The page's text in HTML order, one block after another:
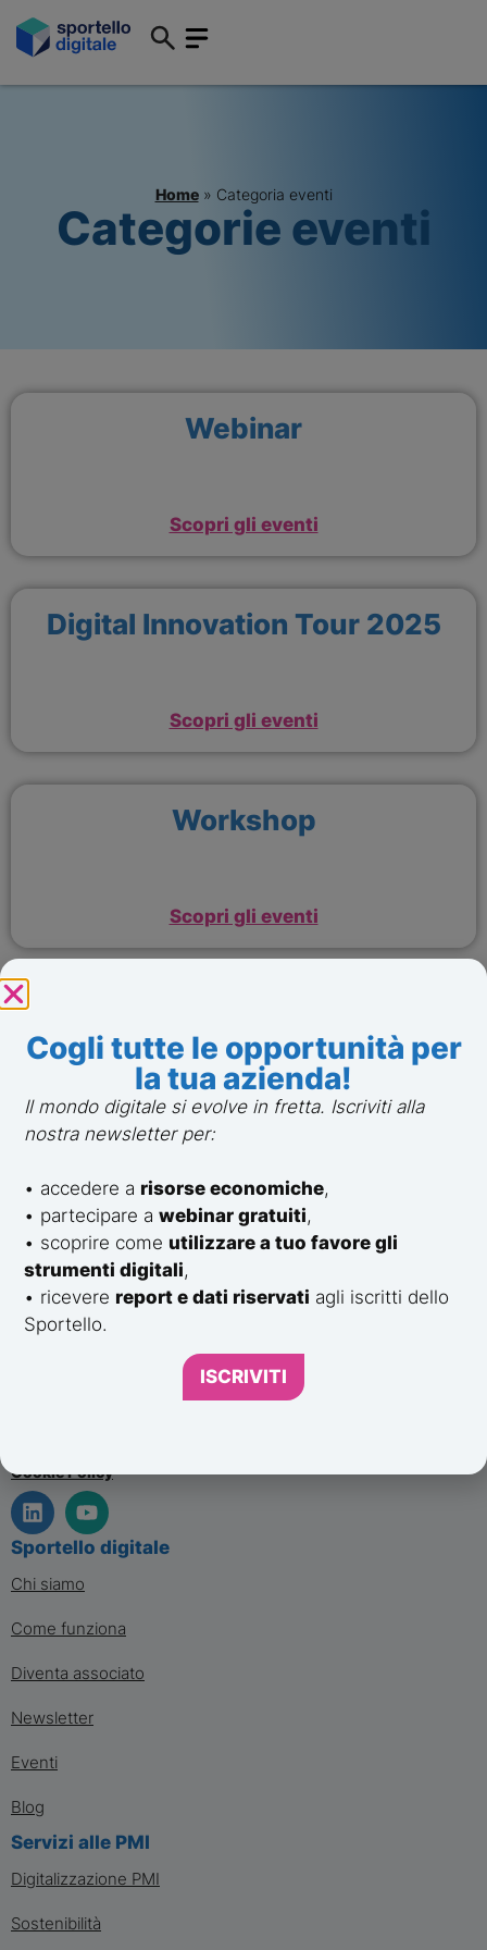
Home» Categoria eventi
Categorie eventi
Webinar
Scopri gli eventi
Digital Innovation Tour 2025
Scopri gli eventi
Workshop
Scopri gli eventi
Scopri gli eventi
CSMT Innovative Contamination Hub
Cookie Policy
Sportello digitale
Chi siamo
Come funziona
Diventa associato
Newsletter
Eventi
Blog
Servizi alle PMI
Digitalizzazione PMI
Sostenibilità
Cogli tutte le opportunità per
la tua azienda!
Il mondo digitale si evolve in fretta. Iscriviti alla
nostra newsletter per:
• accedere a risorse economiche,
• partecipare awebinar gratuiti,
• scoprire come utilizzare a tuo favore gli
strumenti digitali,
• ricevere report e dati riservati agli iscritti dello
Sportello.
ISCRIVITI